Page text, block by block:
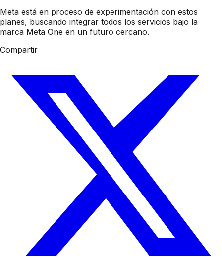
Meta está en proceso de experimentación con estos
planes, buscando integrar todos los servicios bajo la
marca Meta One en un futuro cercano.
Compartir